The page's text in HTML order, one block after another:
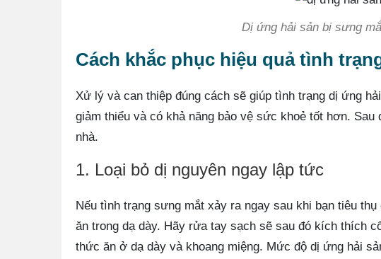
Dị ứng hải sản bị sưng
Cách khắc phục hiệu quả tình
Xử lý và can thiệp đúng cách sẽ giúp tình trạng dị ứng
giảm thiểu và có khả năng bảo vệ sức khoẻ tốt hơn.
nhà.
1. Loại bỏ dị nguyên ngay lập tức
Nếu tình trạng sưng mắt xảy ra ngay sau khi bạn tiêu
ăn trong dạ dày. Hãy rửa tay sạch sẽ sau đó kích thích
thức ăn ở dạ dày và khoang miệng. Mức độ dị ứng hải